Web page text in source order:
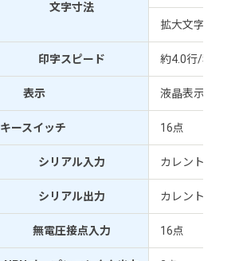
文字寸法
拡大文字 3.0（
印字スピード 約4.0行/秒
表示 液晶表示 16 文
キースイッチ 16点
シリアル入力 カレントルー
シリアル出力 カレントルー
無電圧接点入力 16点